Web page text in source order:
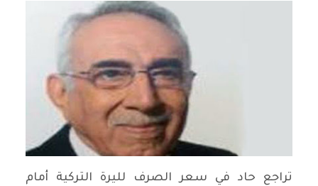
تراجع حاد في سعر الصرف لليرة التركية أمام